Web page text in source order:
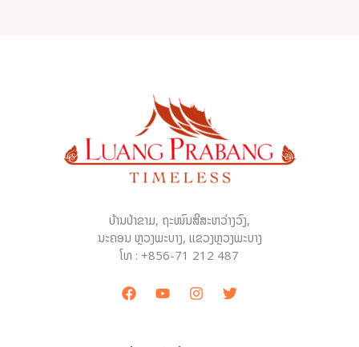
ບ້ານປ່າຂາມ, ຖະໜົນສີສະຫວ່າງວົງ,
ນະຄອນ ຫຼວງພະບາງ, ແຂວງຫຼວງພະບາງ
ໂທ : +856-71 212 487